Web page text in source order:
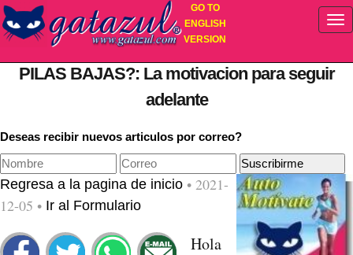
GO TO
ENGLISH
VERSION
PILAS BAJAS?: La motivacion para seguir
adelante
Deseas recibir nuevos articulos por correo?
Regresa a la pagina de inicio • 2021-
12-05 • Ir al Formulario
Hola